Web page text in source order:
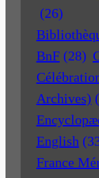
(26)
BnF (28)
Archives)
English
France